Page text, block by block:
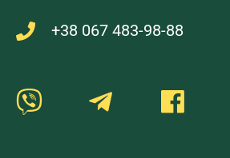
+38 067 483-98-88